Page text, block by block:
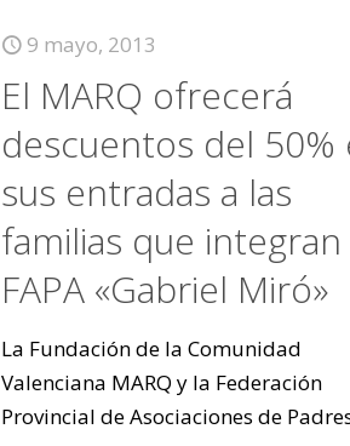
9 mayo, 2013
El MARQ ofrecerá
descuentos del 50%
sus entradas a las
familias que integran
FAPA «Gabriel Miró»
La Fundación de la Comunidad
Valenciana MARQ y la Federación
Provincial de Asociaciones de